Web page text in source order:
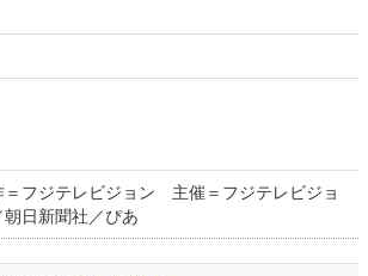
＝フジテレビジョン 主催＝フジテレビジョ
朝日新聞社／ぴあ